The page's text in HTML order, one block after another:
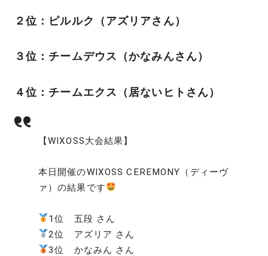
２位：ピルルク（アズリアさん）
３位：チームデウス（かなみんさん）
４位：チームエクス（居ないヒトさん）
【WIXOSS大会結果】
本日開催のWIXOSS CEREMONY（ディーヴ
ァ）の結果です
1位 五段 さん
2位 アズリア さん
3位 かなみん さん